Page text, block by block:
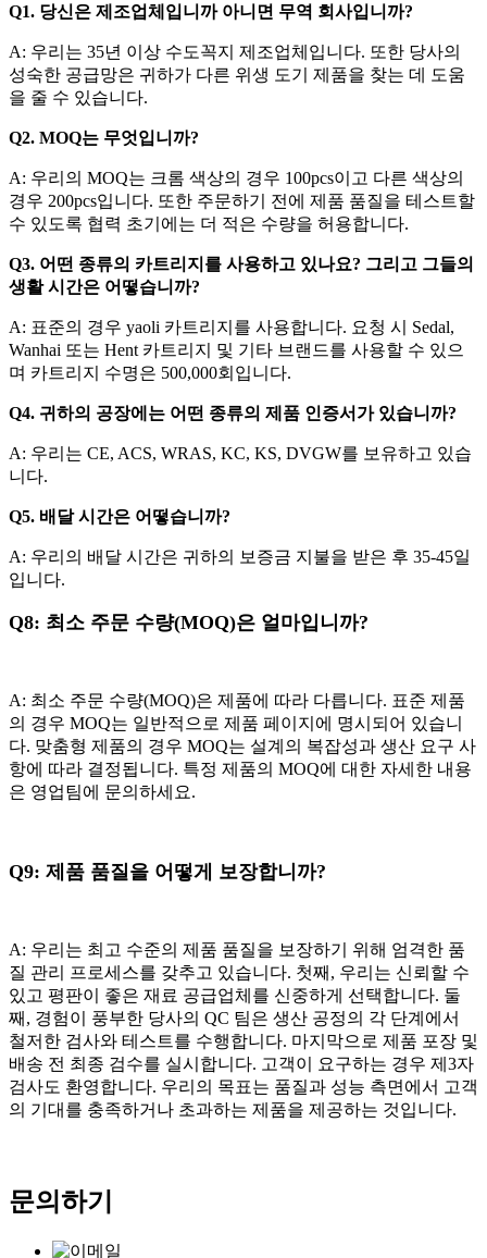
Q1. 당신은 제조업체입니까 아니면 무역 회사입니까?
A: 우리는 35년 이상 수도꼭지 제조업체입니다. 또한 당사의
성숙한 공급망은 귀하가 다른 위생 도기 제품을 찾는 데 도움
을 줄 수 있습니다.
Q2. MOQ는 무엇입니까?
A: 우리의 MOQ는 크롬 색상의 경우 100pcs이고 다른 색상의
경우 200pcs입니다. 또한 주문하기 전에 제품 품질을 테스트할
수 있도록 협력 초기에는 더 적은 수량을 허용합니다.
Q3. 어떤 종류의 카트리지를 사용하고 있나요? 그리고 그들의
생활 시간은 어떻습니까?
A: 표준의 경우 yaoli 카트리지를 사용합니다. 요청 시 Sedal,
Wanhai 또는 Hent 카트리지 및 기타 브랜드를 사용할 수 있으
며 카트리지 수명은 500,000회입니다.
Q4. 귀하의 공장에는 어떤 종류의 제품 인증서가 있습니까?
A: 우리는 CE, ACS, WRAS, KC, KS, DVGW를 보유하고 있습
니다.
Q5. 배달 시간은 어떻습니까?
A: 우리의 배달 시간은 귀하의 보증금 지불을 받은 후 35-45일
입니다.
Q8: 최소 주문 수량(MOQ)은 얼마입니까?
A: 최소 주문 수량(MOQ)은 제품에 따라 다릅니다. 표준 제품
의 경우 MOQ는 일반적으로 제품 페이지에 명시되어 있습니
다. 맞춤형 제품의 경우 MOQ는 설계의 복잡성과 생산 요구 사
항에 따라 결정됩니다. 특정 제품의 MOQ에 대한 자세한 내용
은 영업팀에 문의하세요.
Q9: 제품 품질을 어떻게 보장합니까?
A: 우리는 최고 수준의 제품 품질을 보장하기 위해 엄격한 품
질 관리 프로세스를 갖추고 있습니다. 첫째, 우리는 신뢰할 수
있고 평판이 좋은 재료 공급업체를 신중하게 선택합니다. 둘
째, 경험이 풍부한 당사의 QC 팀은 생산 공정의 각 단계에서
철저한 검사와 테스트를 수행합니다. 마지막으로 제품 포장 및
배송 전 최종 검수를 실시합니다. 고객이 요구하는 경우 제3자
검사도 환영합니다. 우리의 목표는 품질과 성능 측면에서 고객
의 기대를 충족하거나 초과하는 제품을 제공하는 것입니다.
문의하기